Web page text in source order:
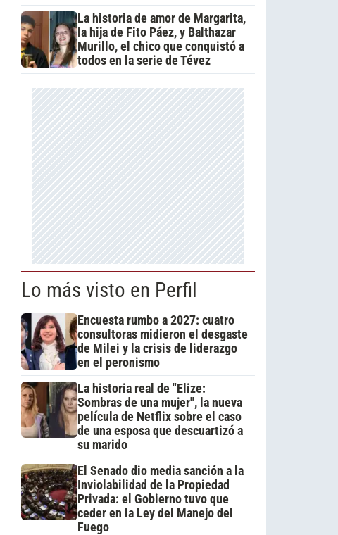
La historia de amor de Margarita,
la hija de Fito Páez, y Balthazar
Murillo, el chico que conquistó a
todos en la serie de Tévez
Lo más visto en Perfil
Encuesta rumbo a 2027: cuatro
consultoras midieron el desgaste
de Milei y la crisis de liderazgo
en el peronismo
La historia real de "Elize:
Sombras de una mujer", la nueva
película de Netflix sobre el caso
de una esposa que descuartizó a
su marido
El Senado dio media sanción a la
Inviolabilidad de la Propiedad
Privada: el Gobierno tuvo que
ceder en la Ley del Manejo del
Fuego